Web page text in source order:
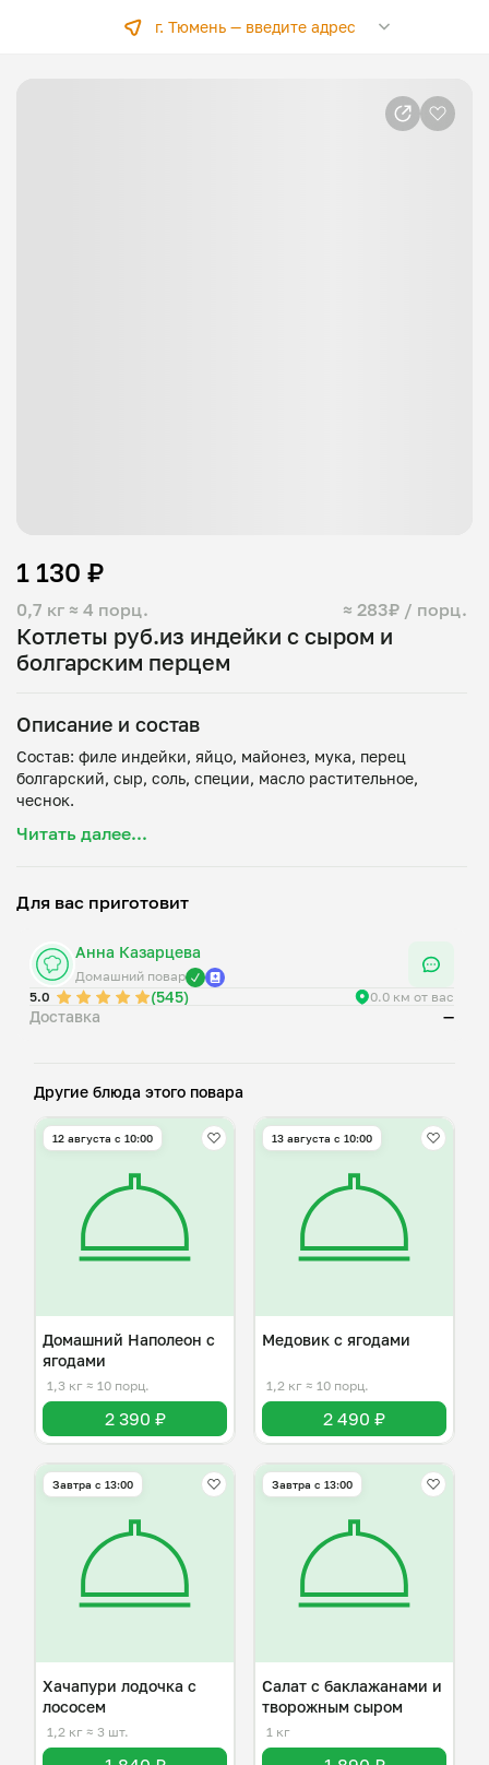
г. Тюмень — введите адрес
Котлеты руб.из индейки с сыром и
болгарским перцем
0,7 кг ≈ 4 порц. ≈ 283₽ / порц.
1 130 ₽
Описание и состав
Состав: филе индейки, яйцо, майонез, мука, перец
болгарский, сыр, соль, специи, масло растительное,
Читать далее...
Для вас приготовит
Анна Казарцева
Домашний повар
5.0
(545) 0.0 км от вас
Доставка —
Другие блюда этого повара
12 августа с 10:00
Домашний Наполеон с
ягодами
1,3 кг ≈ 10 порц.
2 390 ₽
13 августа с 10:00
Медовик с ягодами
1,2 кг ≈ 10 порц.
2 490 ₽
Завтра c 13:00
Хачапури лодочка с
лососем
1,2 кг ≈ 3 шт.
Завтра c 13:00
Салат с баклажанами и
творожным сыром
1 кг